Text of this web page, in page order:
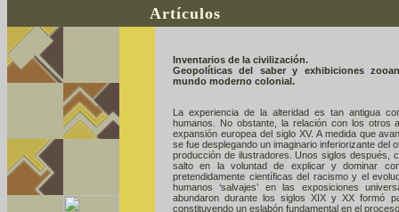
Artículos
Inventarios de la civilización.
Geopolíticas del saber y exhibiciones
mundo moderno colonial.
La experiencia de la alteridad es tan antigua
humanos. No obstante, la relación con los otros
expansión europea del siglo XV. A medida que
se fue desplegando un imaginario inferiorizante del
producción de ilustradores. Unos siglos después,
salto en la voluntad de explicar y dominar
pretendidamente científicas del racismo y el
humanos ‘salvajes’ en las exposiciones
abundaron durante los siglos XIX y XX formó
constituyendo un eslabón fundamental en el